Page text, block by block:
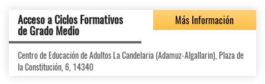
Acceso a Ciclos Formativos
de Grado Medio
Más Información
Centro de Educación de Adultos La Candelaria (Adamuz-Algallarin), Plaza de
la Constitución, 6, 14340